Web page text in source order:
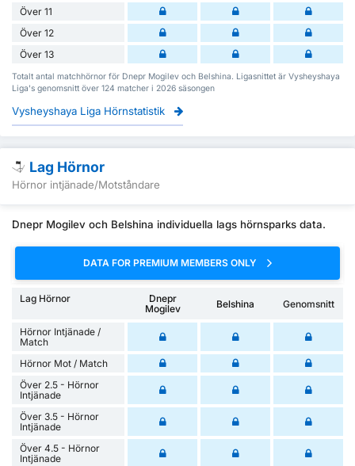
Över 11
Över 12
Över 13
Totalt antal matchhörnor för Dnepr Mogilev och Belshina. Ligasnittet är Vysheyshaya
Liga's genomsnitt över 124 matcher i 2026 säsongen
Vysheyshaya Liga Hörnstatistik
Lag Hörnor
Hörnor intjänade/Motståndare
Dnepr Mogilev och Belshina individuella lags hörnsparks data.
DATA FOR PREMIUM MEMBERS ONLY
Lag Hörnor
Dnepr
Mogilev
Belshina Genomsnitt
Hörnor Intjänade /
Match
Hörnor Mot / Match
Över 2.5 - Hörnor
Intjänade
Över 3.5 - Hörnor
Intjänade
Över 4.5 - Hörnor
Intjänade